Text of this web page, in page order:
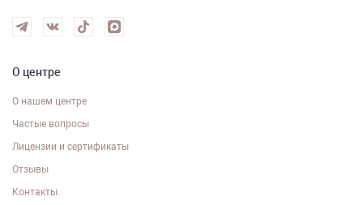
О центре
О нашем центре
Частые вопросы
Лицензии и сертификаты
Отзывы
Контакты